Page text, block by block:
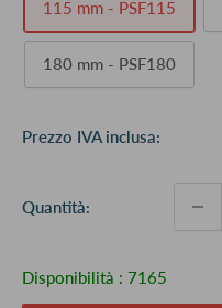
115 mm - PSF115
180 mm - PSF180
Prezzo IVA inclusa:
Quantità:
Disponibilità : 7165